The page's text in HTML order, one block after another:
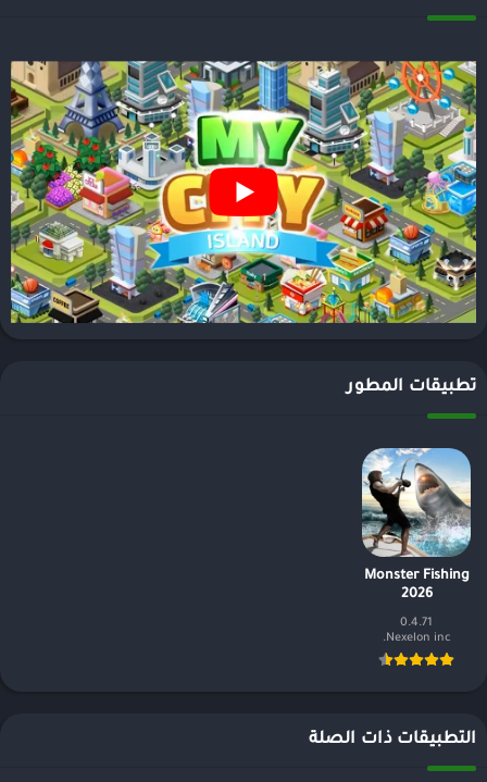
تطبيقات المطور
Monster Fishing
2026
0.4.71
Nexelon inc.
التطبيقات ذات الصلة